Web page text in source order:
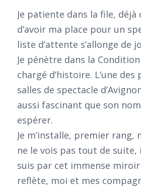
Je patiente dans la file, déjà
d’avoir ma place pour un
liste d’attente s’allonge de
Je pénètre dans la
chargé d’histoire. L’une des
salles de spectacle
aussi fascinant que son
espérer.
Je m’installe, premier rang,
ne le vois pas tout de
suis par cet immense
reflète, moi et mes